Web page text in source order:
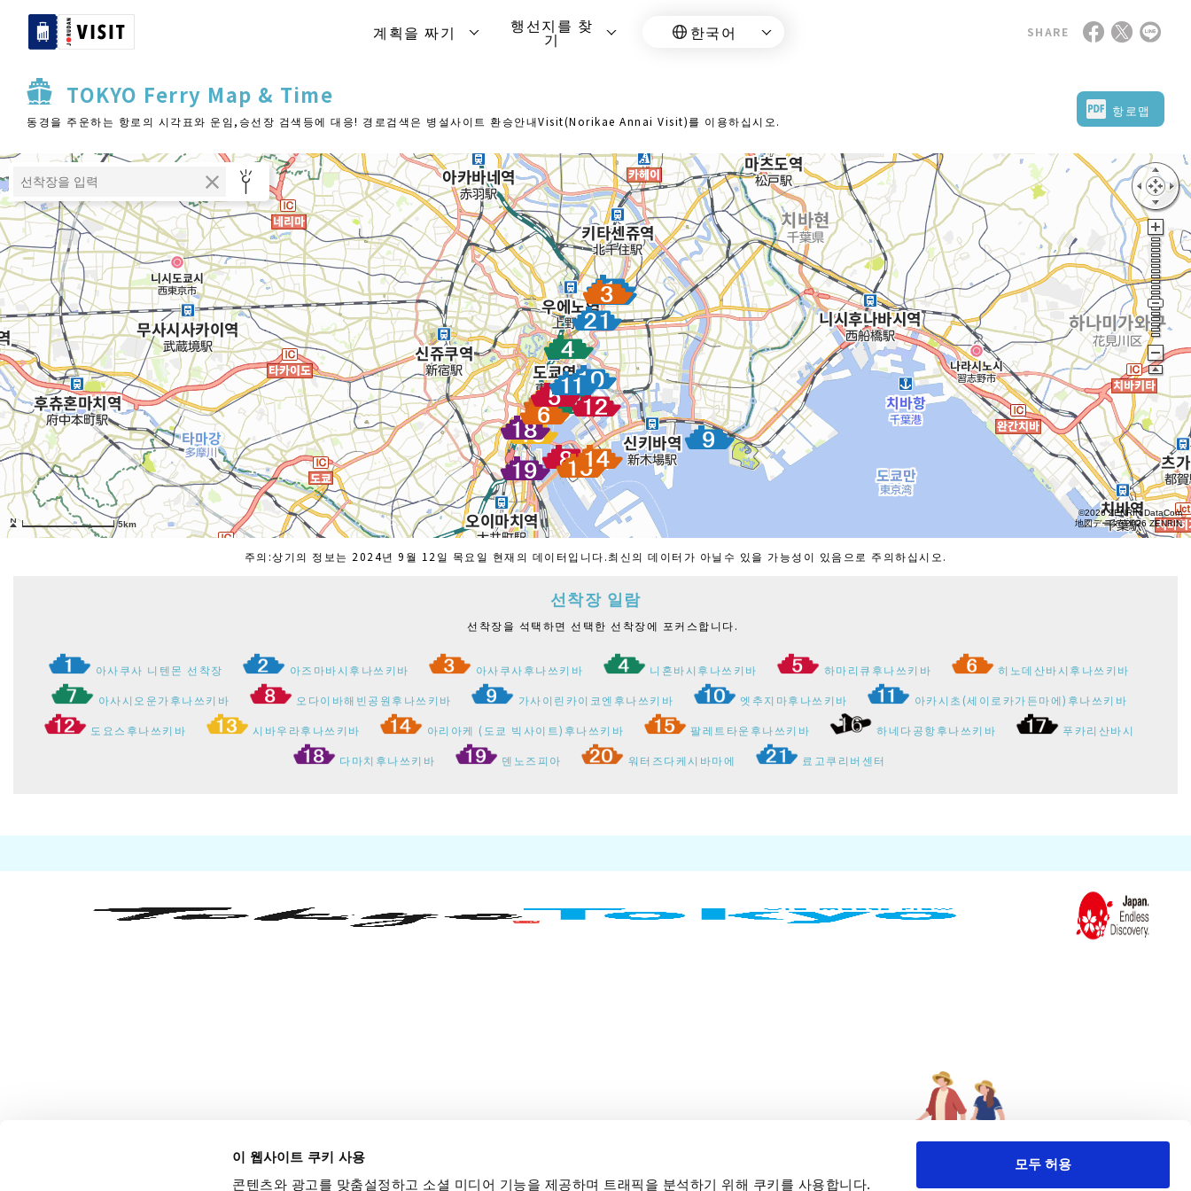
이 웹사이트 쿠키 사용
콘텐츠와 광고를 맞춤설정하고 소셜 미디어 기능을 제공하며 트래픽을 분석하기 위해 쿠키를 사용합니다.
모두 허용
계획을 짜기 행선지를 찾
기 한국어 SHARE
TOKYO Ferry Map & Time
동경을 주운하는 항로의 시각표와 운임,승선장 검색등에 대응! 경로검색은 병설사이트 환승안내Visit(Norikae Annai Visit)를 이용하십시오.
항로맵
주의:상기의 정보는 2024년 9월 12일 목요일 현재의 데이터입니다.최신의 데이터가 아닐수 있을 가능성이 있음으로 주의하십시오.
선착장 일람
선착장을 석택하면 선택한 선착장에 포커스합니다.
아사쿠사 니텐몬 선착장 아즈마바시후나쓰키바 아사쿠사후나쓰키바 니혼바시후나쓰키바 하마리큐후나쓰키바
히노데산바시후나쓰키바
아사시오운가후나쓰키바
오다이바해빈공원후나쓰키바 가사이린카이코엔후나쓰키바 엣추지마후나쓰키바
아카시초(세이로카가든마에)후나쓰키바
도요스후나쓰키바
시바우라후나쓰키바 아리아케 (도쿄 빅사이트)후나쓰키바 팔레트타운후나쓰키바 하네다공항후나쓰키바
푸카리산바시
다마치후나쓰키바
덴노즈피아 워터즈다케시바마에 료고쿠리버센터